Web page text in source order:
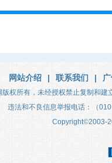
网站介绍 | 联系我们 |
版权所有，未经授权禁止复制和建
违法和不良信息举报电话：（
Copyright©2003-